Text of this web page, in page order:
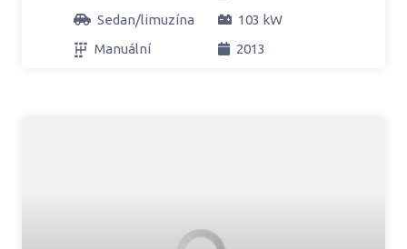
Sedan/limuzína
103 kW
Manuální
2013